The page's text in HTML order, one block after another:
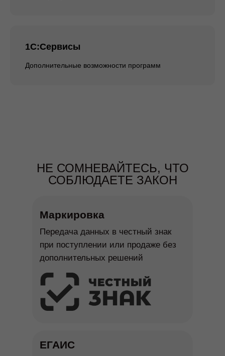
1С:Сервисы
Дополнительные возможности программ
НЕ СОМНЕВАЙТЕСЬ, ЧТО
СОБЛЮДАЕТЕ ЗАКОН
Маркировка
Передача данных в честный знак
при поступлении или продаже без
дополнительных решений
ЕГАИС